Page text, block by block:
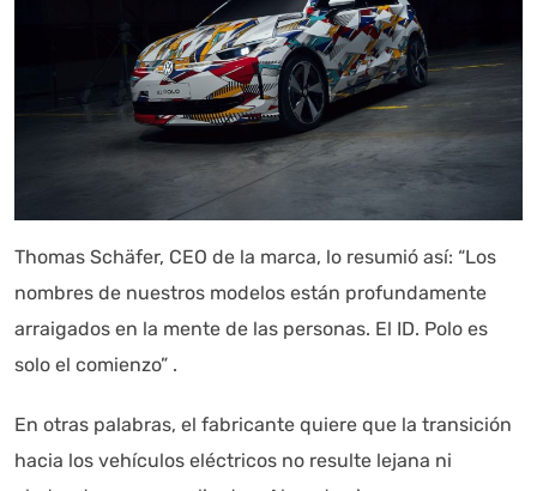
Thomas Schäfer, CEO de la marca, lo resumió así: “Los
nombres de nuestros modelos están profundamente
arraigados en la mente de las personas. El ID. Polo es
solo el comienzo” .
En otras palabras, el fabricante quiere que la transición
hacia los vehículos eléctricos no resulte lejana ni